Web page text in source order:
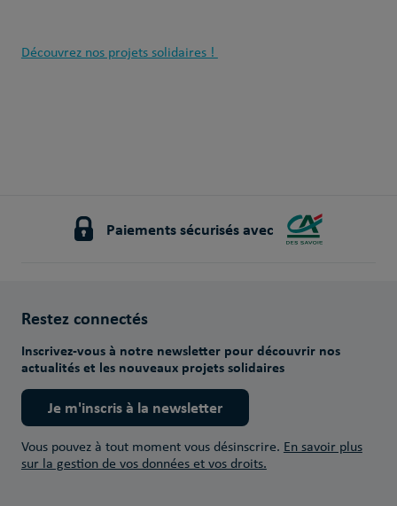
Découvrez nos projets solidaires !
Paiements sécurisés avec
Restez connectés
Inscrivez-vous à notre newsletter pour découvrir nos
actualités et les nouveaux projets solidaires
Je m'inscris à la newsletter
Vous pouvez à tout moment vous désinscrire. En savoir plus
sur la gestion de vos données et vos droits.